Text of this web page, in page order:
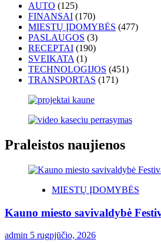
AUTO (125)
FINANSAI (170)
MIESTŲ ĮDOMYBĖS (477)
PASLAUGOS (3)
RECEPTAI (190)
SVEIKATA (1)
TECHNOLOGIJOS (451)
TRANSPORTAS (171)
Praleistos naujienos
MIESTŲ ĮDOMYBĖS
Kauno miesto savivaldybė
admin 5 rugpjūčio, 2026